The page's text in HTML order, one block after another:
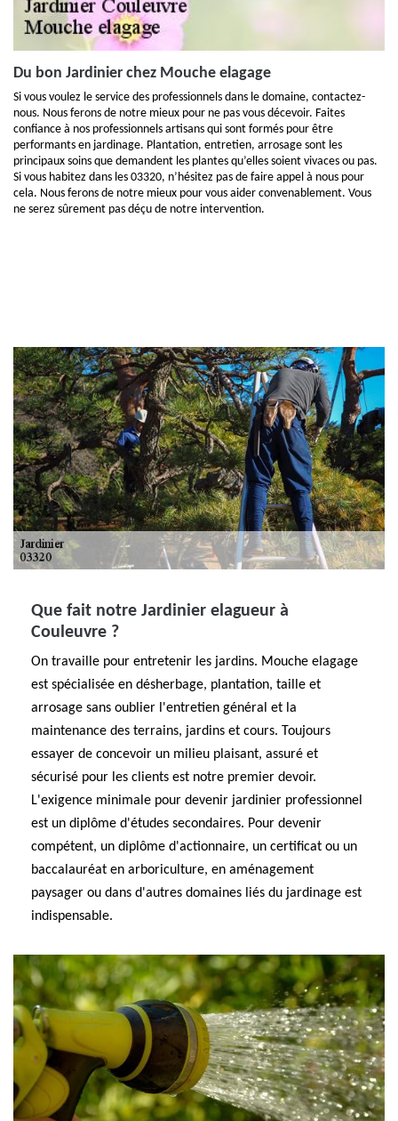
Du bon Jardinier chez Mouche elagage
Si vous voulez le service des professionnels dans le domaine, contactez-
nous. Nous ferons de notre mieux pour ne pas vous décevoir. Faites
confiance à nos professionnels artisans qui sont formés pour être
performants en jardinage. Plantation, entretien, arrosage sont les
principaux soins que demandent les plantes qu’elles soient vivaces ou pas.
Si vous habitez dans les 03320, n’hésitez pas de faire appel à nous pour
cela. Nous ferons de notre mieux pour vous aider convenablement. Vous
ne serez sûrement pas déçu de notre intervention.
Que fait notre Jardinier elagueur à
Couleuvre ?
On travaille pour entretenir les jardins. Mouche elagage
est spécialisée en désherbage, plantation, taille et
arrosage sans oublier l'entretien général et la
maintenance des terrains, jardins et cours. Toujours
essayer de concevoir un milieu plaisant, assuré et
sécurisé pour les clients est notre premier devoir.
L'exigence minimale pour devenir jardinier professionnel
est un diplôme d'études secondaires. Pour devenir
compétent, un diplôme d'actionnaire, un certificat ou un
baccalauréat en arboriculture, en aménagement
paysager ou dans d'autres domaines liés du jardinage est
indispensable.